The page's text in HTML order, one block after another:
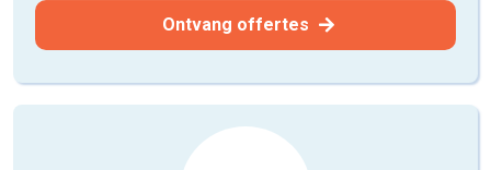
Ontvang offertes